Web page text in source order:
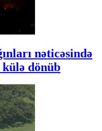
nəticəsində
dönüb